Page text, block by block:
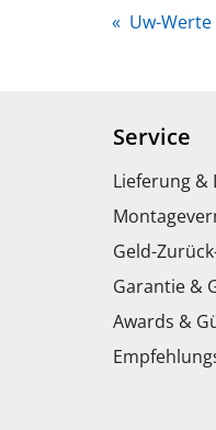
« Uw-
Service
Lieferung &
Geld-
Garantie &
Awards &